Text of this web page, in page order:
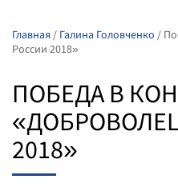
Главная / Галина Головченко /
России 2018»
ПОБЕДА В
2018»